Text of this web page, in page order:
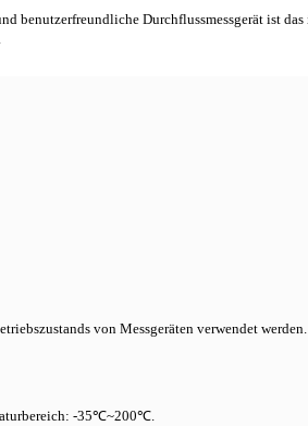
benutzerfreundliche Durchflussmessgerät ist
von Messgeräten verwendet werden.
-35℃~200℃.